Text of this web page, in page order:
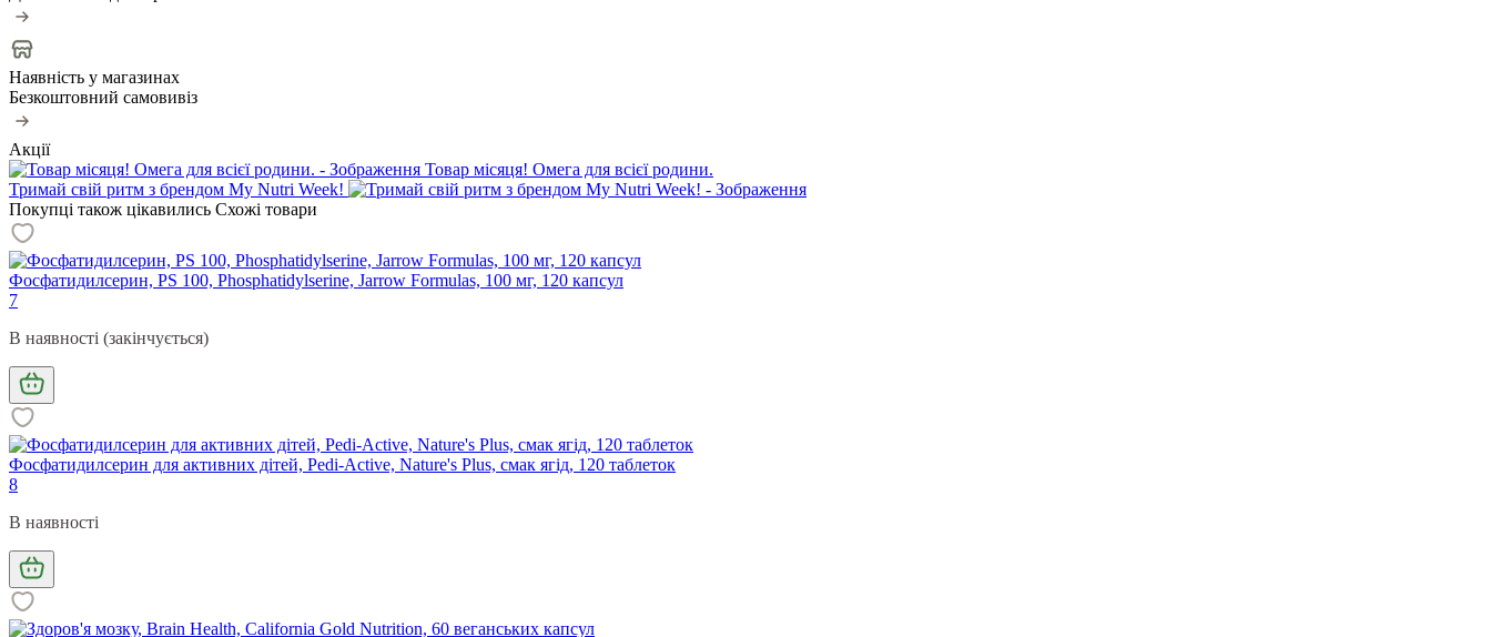
Наявність у магазинах
Безкоштовний самовивіз
Акції
Товар місяця! Омега для всієї родини.
Тримай свій ритм з брендом My Nutri Week!
Покупці також цікавились Схожі товари
Фосфатидилсерин, PS 100, Phosphatidylserine, Jarrow Formulas, 100 мг, 120 капсул
7
В наявності (закінчується)
Фосфатидилсерин для активних дітей, Рedi-Active, Nature's Plus, смак ягід, 120 таблеток
8
В наявності